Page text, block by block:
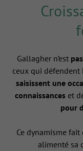
Gallagher n’est
ceux qui défendent
saisissent une
connaissanceset
pour
Ce dynamisme fait
alimenté sa